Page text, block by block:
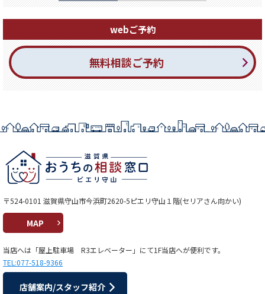
webご予約
無料相談ご予約
〒524-0101 滋賀県守山市今浜町2620-5ピエリ守山１階(セリアさん向かい)
MAP
当店へは「屋上駐車場 R3エレベーター」にて1F当店へが便利です。
TEL:077-518-9366
店舗案内/スタッフ紹介